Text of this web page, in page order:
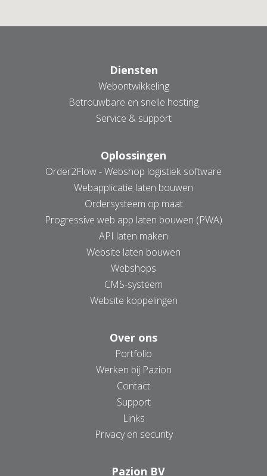
Diensten
Webontwikkeling
Betrouwbare en snelle hosting
Service & support
Oplossingen
Order2Flow - Webshop logistiek software
Webapplicatie laten bouwen
Ordersysteem op maat
Progressive web app laten bouwen (PWA)
API laten maken
Website laten bouwen
Webshops
CMS-systeem
Website koppelingen
Over ons
Portfolio
Werken bij Pazion
Contact
Support
Links
Privacy en security
Pazion BV
AANMELDEN NIEUWSBRIEF